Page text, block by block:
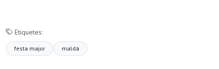
Etiquetes:
festa major maldà